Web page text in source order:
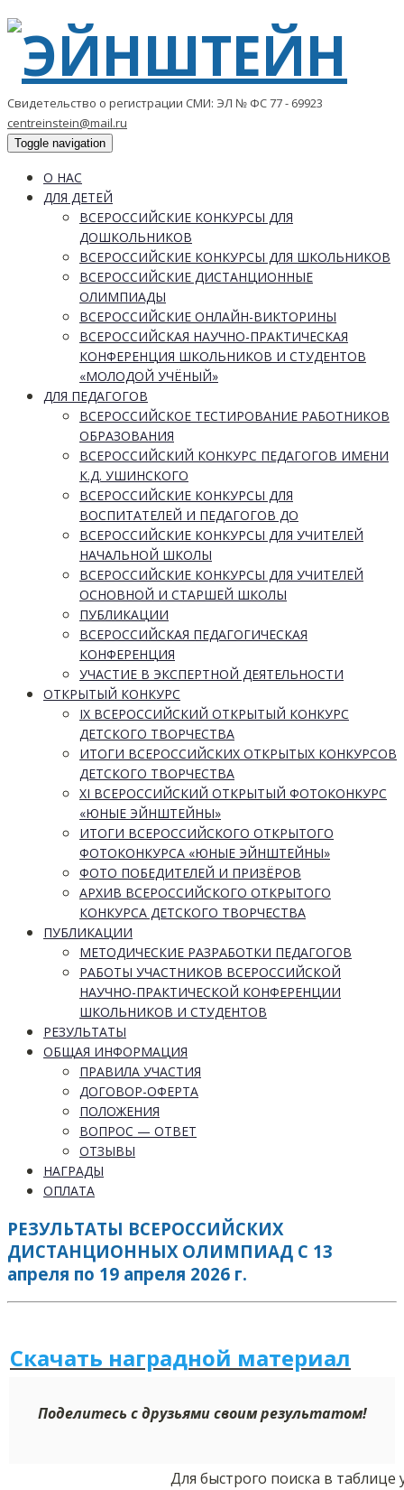
Свидетельство о регистрации СМИ: ЭЛ № ФС 77 - 69923
centreinstein@mail.ru
Toggle navigation
О НАС
ДЛЯ ДЕТЕЙ
ВСЕРОССИЙСКИЕ КОНКУРСЫ ДЛЯ
ДОШКОЛЬНИКОВ
ВСЕРОССИЙСКИЕ КОНКУРСЫ ДЛЯ ШКОЛЬНИКОВ
ВСЕРОССИЙСКИЕ ДИСТАНЦИОННЫЕ
ОЛИМПИАДЫ
ВСЕРОССИЙСКИЕ ОНЛАЙН-ВИКТОРИНЫ
ВСЕРОССИЙСКАЯ НАУЧНО-ПРАКТИЧЕСКАЯ
КОНФЕРЕНЦИЯ ШКОЛЬНИКОВ И СТУДЕНТОВ
«МОЛОДОЙ УЧЁНЫЙ»
ДЛЯ ПЕДАГОГОВ
ВСЕРОССИЙСКОЕ ТЕСТИРОВАНИЕ РАБОТНИКОВ
ОБРАЗОВАНИЯ
ВСЕРОССИЙСКИЙ КОНКУРС ПЕДАГОГОВ ИМЕНИ
К.Д. УШИНСКОГО
ВСЕРОССИЙСКИЕ КОНКУРСЫ ДЛЯ
ВОСПИТАТЕЛЕЙ И ПЕДАГОГОВ ДО
ВСЕРОССИЙСКИЕ КОНКУРСЫ ДЛЯ УЧИТЕЛЕЙ
НАЧАЛЬНОЙ ШКОЛЫ
ВСЕРОССИЙСКИЕ КОНКУРСЫ ДЛЯ УЧИТЕЛЕЙ
ОСНОВНОЙ И СТАРШЕЙ ШКОЛЫ
ПУБЛИКАЦИИ
ВСЕРОССИЙСКАЯ ПЕДАГОГИЧЕСКАЯ
КОНФЕРЕНЦИЯ
УЧАСТИЕ В ЭКСПЕРТНОЙ ДЕЯТЕЛЬНОСТИ
ОТКРЫТЫЙ КОНКУРС
IX ВСЕРОССИЙСКИЙ ОТКРЫТЫЙ КОНКУРС
ДЕТСКОГО ТВОРЧЕСТВА
ИТОГИ ВСЕРОССИЙСКИХ ОТКРЫТЫХ КОНКУРСОВ
ДЕТСКОГО ТВОРЧЕСТВА
XI ВСЕРОССИЙСКИЙ ОТКРЫТЫЙ ФОТОКОНКУРС
«ЮНЫЕ ЭЙНШТЕЙНЫ»
ИТОГИ ВСЕРОССИЙСКОГО ОТКРЫТОГО
ФОТОКОНКУРСА «ЮНЫЕ ЭЙНШТЕЙНЫ»
ФОТО ПОБЕДИТЕЛЕЙ И ПРИЗЁРОВ
АРХИВ ВСЕРОССИЙСКОГО ОТКРЫТОГО
КОНКУРСА ДЕТСКОГО ТВОРЧЕСТВА
ПУБЛИКАЦИИ
МЕТОДИЧЕСКИЕ РАЗРАБОТКИ ПЕДАГОГОВ
РАБОТЫ УЧАСТНИКОВ ВСЕРОССИЙСКОЙ
НАУЧНО-ПРАКТИЧЕСКОЙ КОНФЕРЕНЦИИ
ШКОЛЬНИКОВ И СТУДЕНТОВ
РЕЗУЛЬТАТЫ
ОБЩАЯ ИНФОРМАЦИЯ
ПРАВИЛА УЧАСТИЯ
ДОГОВОР-ОФЕРТА
ПОЛОЖЕНИЯ
ВОПРОС — ОТВЕТ
ОТЗЫВЫ
НАГРАДЫ
ОПЛАТА
РЕЗУЛЬТАТЫ ВСЕРОССИЙСКИХ
ДИСТАНЦИОННЫХ ОЛИМПИАД С 13
апреля по 19 апреля 2026 г.
Скачать наградной материал
Поделитесь с друзьями своим результатом!
Для быстрого поиска в таблице